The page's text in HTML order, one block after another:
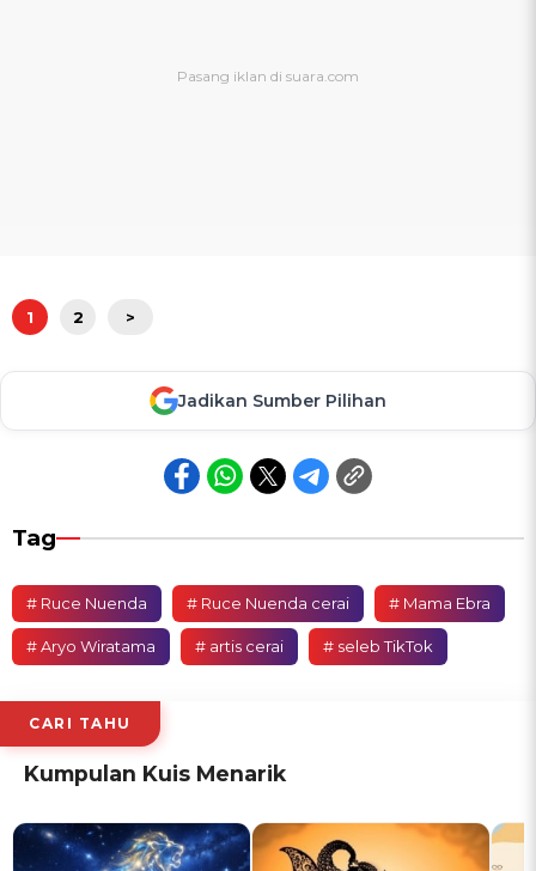
1 2 >
Jadikan Sumber Pilihan
Tag
# Ruce Nuenda # Ruce Nuenda cerai # Mama Ebra
# Aryo Wiratama # artis cerai # seleb TikTok
CARI TAHU
Kumpulan Kuis Menarik